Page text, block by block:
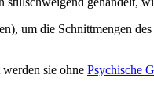
um die Schnittmengen des
sie ohne Psychische